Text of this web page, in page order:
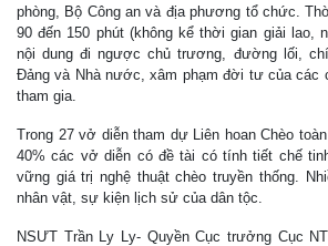
phòng, Bộ Công an và địa phương tổ chức.
90 đến 150 phút (không kể thời gian giải lao,
nội dung đi ngược chủ trương, đường lối,
Đảng và Nhà nước, xâm phạm đời tư của các
tham gia.
Trong 27 vở diễn tham dự Liên hoan Chèo
40% các vở diễn có đề tài có tính tiết chế
vững giá trị nghệ thuật chèo truyền thống.
nhân vật, sự kiện lịch sử của dân tộc.
NSƯT Trần Ly Ly- Quyền Cục trưởng Cục